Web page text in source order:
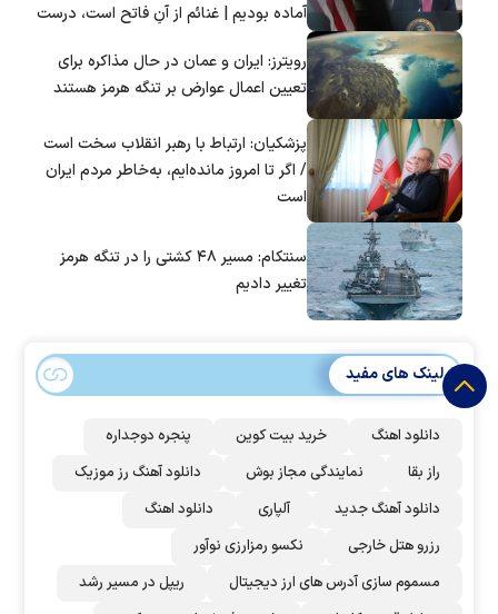
آماده بودیم | غنائم از آنِ فاتح است، درست
رویترز: ایران و عمان در حال مذاکره برای
تعیین اعمال عوارض بر تنگه هرمز هستند
پزشکیان: ارتباط با رهبر انقلاب سخت است
/ اگر تا امروز مانده‌ایم، به‌خاطر مردم ایران
است
سنتکام: مسیر ۴۸ کشتی را در تنگه هرمز
تغییر دادیم
لینک های مفید
دانلود اهنگ خرید بیت کوین
پنجره دوجداره
راز بقا
نمایندگی مجاز بوش
دانلود آهنگ رز‌ موزیک
دانلود آهنگ جدید
آلپاری
دانلود اهنگ
رزرو هتل خارجی
نکسو رمزارزی نوآور
مسموم سازی آدرس های ارز دیجیتال
ریپل در مسیر رشد